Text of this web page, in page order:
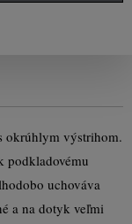
okrúhlym výstrihom.
podkladovému
uchováva
a na dotyk veľmi